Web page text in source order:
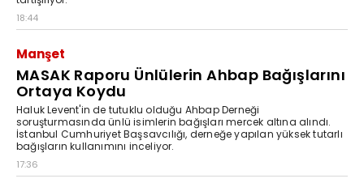
18:44
Manşet
MASAK Raporu Ünlülerin Ahbap Bağışlarını
Ortaya Koydu
Haluk Levent'in de tutuklu olduğu Ahbap Derneği
soruşturmasında ünlü isimlerin bağışları mercek altına alındı.
İstanbul Cumhuriyet Başsavcılığı, derneğe yapılan yüksek tutarlı
bağışların kullanımını inceliyor.
17:36